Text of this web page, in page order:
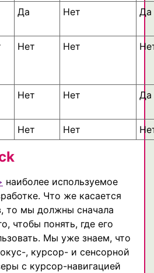
Да Нет Да
Нет Нет
Нет Нет Да
Нет Нет
наиболее используемое
Что же касается
то мы должны сначала
чтобы понять, где его
Мы уже знаем, что
, курсор- и сенсорной
с курсор-навигацией